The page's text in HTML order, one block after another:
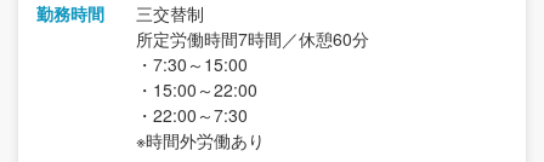
勤務時間
三交替制
所定労働時間7時間／休憩60分
・7:30～15:00
・15:00～22:00
・22:00～7:30
※時間外労働あり